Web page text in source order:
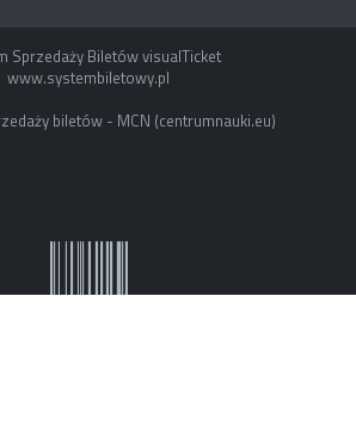
Sprzedaży Biletów visualTicket
www.systembiletowy.pl
biletów - MCN (centrumnauki.eu)